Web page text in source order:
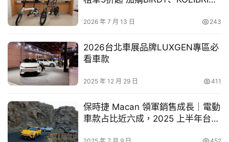
C
A
2026 年 7 月 13 日 243
2026台北車展品牌LUXGEN專區必
看車款
2025 年 12 月 29 日 411
保時捷 Macan 領軍銷售成長｜電動
車款占比近六成，2025 上半年台灣